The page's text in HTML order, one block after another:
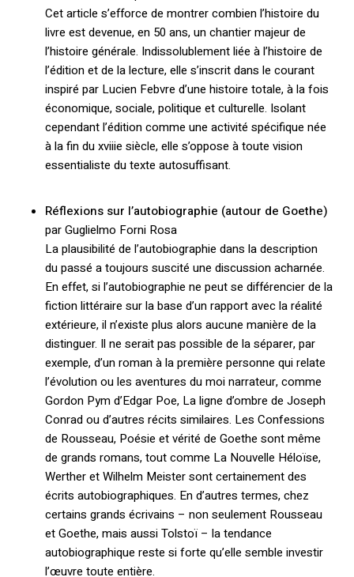
Cet article s’efforce de montrer combien l’histoire du
livre est devenue, en 50 ans, un chantier majeur de
l’histoire générale. Indissolublement liée à l’histoire de
l’édition et de la lecture, elle s’inscrit dans le courant
inspiré par Lucien Febvre d’une histoire totale, à la fois
économique, sociale, politique et culturelle. Isolant
cependant l’édition comme une activité spécifique née
à la fin du xviiie siècle, elle s’oppose à toute vision
essentialiste du texte autosuffisant.
Réflexions sur l’autobiographie (autour de Goethe)
par Guglielmo Forni Rosa
La plausibilité de l’autobiographie dans la description
du passé a toujours suscité une discussion acharnée.
En effet, si l’autobiographie ne peut se différencier de la
fiction littéraire sur la base d’un rapport avec la réalité
extérieure, il n’existe plus alors aucune manière de la
distinguer. Il ne serait pas possible de la séparer, par
exemple, d’un roman à la première personne qui relate
l’évolution ou les aventures du moi narrateur, comme
Gordon Pym d’Edgar Poe, La ligne d’ombre de Joseph
Conrad ou d’autres récits similaires. Les Confessions
de Rousseau, Poésie et vérité de Goethe sont même
de grands romans, tout comme La Nouvelle Héloïse,
Werther et Wilhelm Meister sont certainement des
écrits autobiographiques. En d’autres termes, chez
certains grands écrivains – non seulement Rousseau
et Goethe, mais aussi Tolstoï – la tendance
autobiographique reste si forte qu’elle semble investir
l’œuvre toute entière.